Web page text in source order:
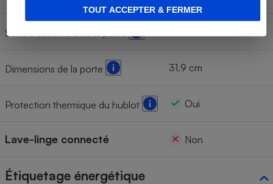
TOUT ACCEPTER & FERMER
Sens d'ouverture de la porte
Dimensions de la porte 31.9 cm
Protection thermique du hublot Oui
Lave-linge connecté Non
Étiquetage énergétique